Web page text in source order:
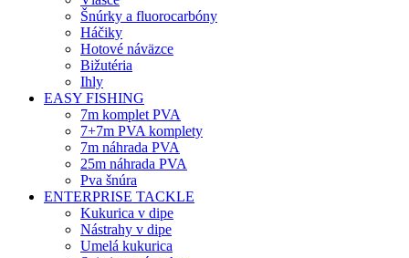
Šnúrky a fluorocarbóny
Háčiky
Hotové náväzce
Bižutéria
Ihly
EASY FISHING
7m komplet PVA
7+7m PVA komplety
7m náhrada PVA
25m náhrada PVA
Pva šnúra
ENTERPRISE TACKLE
Kukurica v dipe
Nástrahy v dipe
Umelá kukurica